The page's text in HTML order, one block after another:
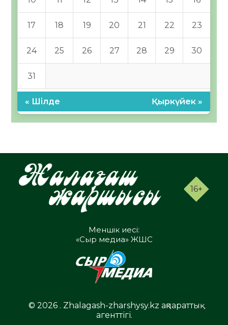
17 18 19 20 21 22 23
24 25 26 27 28 29 30
31
« Шілде Қыркүйек »
16+
Меншік иесі:
«Сыр медиа» ЖШС
© 2026 . Zhalagash-zharshysy.kz ақпараттық
агенттігі.